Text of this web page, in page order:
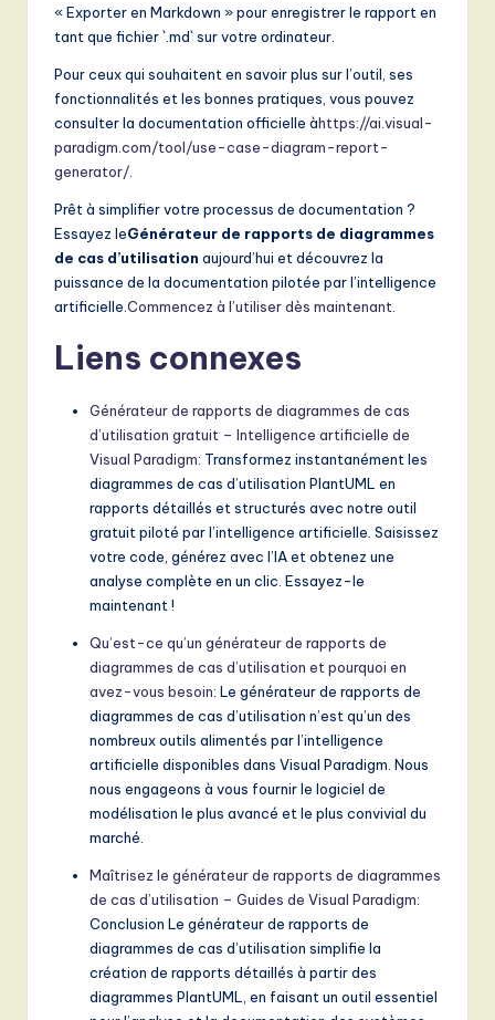
« Exporter en Markdown » pour enregistrer le rapport en
tant que fichier `.md` sur votre ordinateur.
Pour ceux qui souhaitent en savoir plus sur l’outil, ses
fonctionnalités et les bonnes pratiques, vous pouvez
consulter la documentation officielle àhttps://ai.visual-
paradigm.com/tool/use-case-diagram-report-
generator/
Prêt à simplifier votre processus de documentation ?
Essayez leGénérateur de rapports de diagrammes
de cas d’utilisation aujourd’hui et découvrez la
puissance de la documentation pilotée par l’intelligence
artificielle. Commencez à l’utiliser dès maintenant
Liens connexes
Générateur de rapports de diagrammes de cas
d’utilisation gratuit – Intelligence artificielle de
Visual Paradigm: Transformez instantanément les
diagrammes de cas d’utilisation PlantUML en
rapports détaillés et structurés avec notre outil
gratuit piloté par l’intelligence artificielle. Saisissez
votre code, générez avec l’IA et obtenez une
analyse complète en un clic. Essayez-le
maintenant !
Qu’est-ce qu’un générateur de rapports de
diagrammes de cas d’utilisation et pourquoi en
avez-vous besoin: Le générateur de rapports de
diagrammes de cas d’utilisation n’est qu’un des
nombreux outils alimentés par l’intelligence
artificielle disponibles dans Visual Paradigm. Nous
nous engageons à vous fournir le logiciel de
modélisation le plus avancé et le plus convivial du
marché.
Maîtrisez le générateur de rapports de diagrammes
de cas d’utilisation – Guides de Visual Paradigm:
Conclusion Le générateur de rapports de
diagrammes de cas d’utilisation simplifie la
création de rapports détaillés à partir des
diagrammes PlantUML, en faisant un outil essentiel